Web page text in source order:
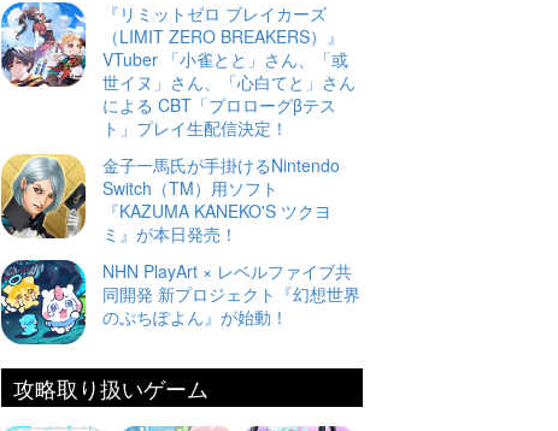
『リミットゼロ ブレイカーズ
（LIMIT ZERO BREAKERS）』
VTuber 「小雀とと」さん、「或
世イヌ」さん、「心白てと」さん
による CBT「プロローグβテス
ト」プレイ生配信決定！
金子一馬氏が手掛けるNintendo
Switch（TM）用ソフト
『KAZUMA KANEKO'S ツクヨ
ミ』が本日発売！
NHN PlayArt × レベルファイブ共
同開発 新プロジェクト『幻想世界
のぷちぽよん』が始動！
攻略取り扱いゲーム